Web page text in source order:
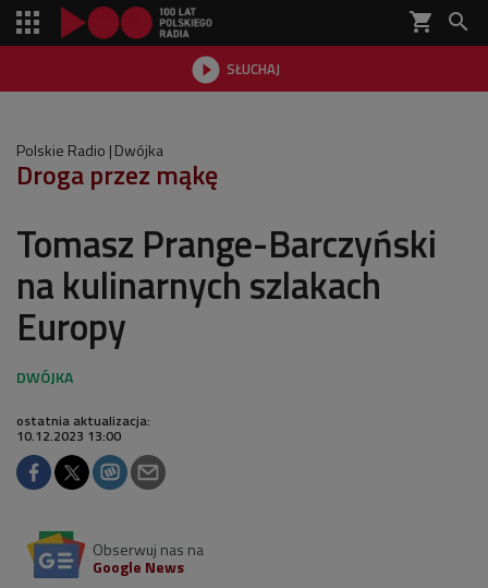
shopping_cart 
 SŁUCHAJ

Polskie Radio Dwójka
Droga przez mąkę
Tomasz Prange-Barczyński
na kulinarnych szlakach
Europy
ostatnia aktualizacja:
10.12.2023 13:00
Obserwuj nas na
Google News